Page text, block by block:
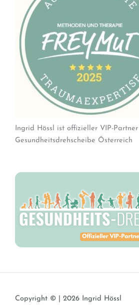
Ingrid Hössl ist offizieller VIP-
Gesundheitsdrehscheibe Österreich
Copyright © | 2026 Ingrid Hössl